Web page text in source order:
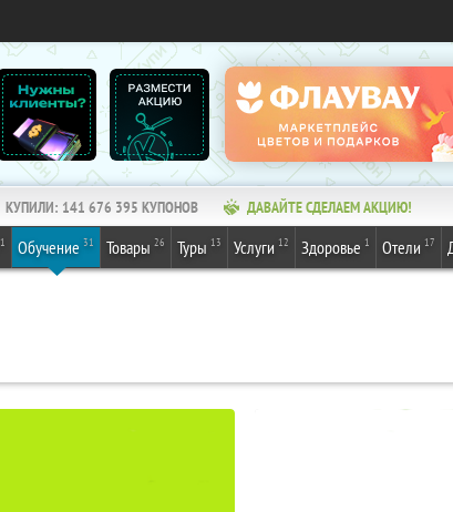
КУПИЛИ: 141 676 395 КУПОНОВ ДАВАЙТЕ СДЕЛАЕМ АКЦИЮ!
1 Обучение 31 Товары 26 Туры 13 Услуги 12 Здоровье 1 Отели 17